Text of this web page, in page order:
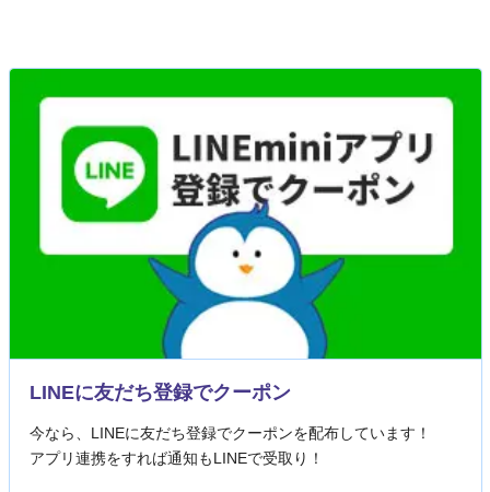
LINEに友だち登録でクーポン
今なら、LINEに友だち登録でクーポンを配布しています！
アプリ連携をすれば通知もLINEで受取り！